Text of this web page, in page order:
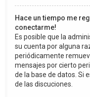
Hace un tiempo me
conectarme!
Es posible que la
su cuenta por alguna
periódicamente
mensajes por cierto
de la base de datos. Si
de las discuciones.